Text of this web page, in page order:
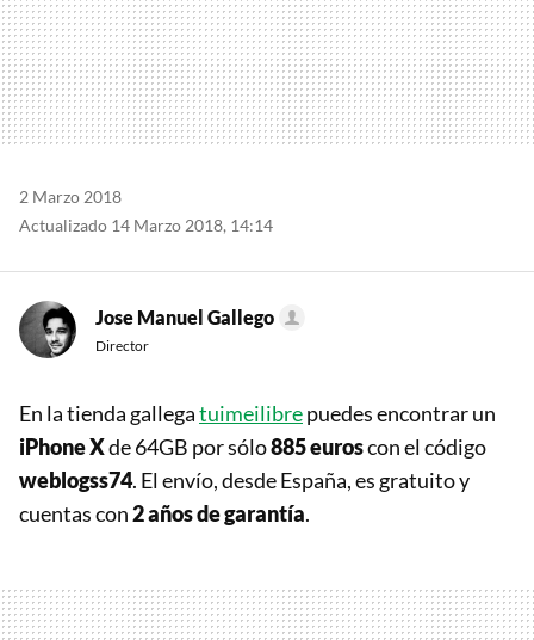
2 Marzo 2018
Actualizado 14 Marzo 2018, 14:14
Jose Manuel Gallego
Director
En la tienda gallegatuimeilibrepuedes encontrar un
iPhone Xde 64GB por sólo885 euroscon el código
weblogss74. El envío, desde España, es gratuito y
cuentas con2 años de garantía.